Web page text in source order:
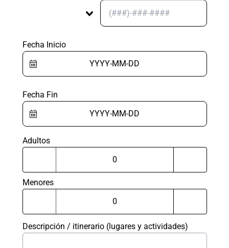
Fecha Inicio
Fecha Fin
Adultos
Menores
Descripción / itinerario (lugares y actividades)